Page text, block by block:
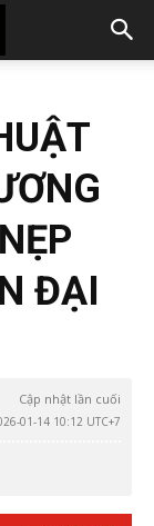
ĐẠI
Cập nhật lần cuối
01-14 10:12 UTC+7